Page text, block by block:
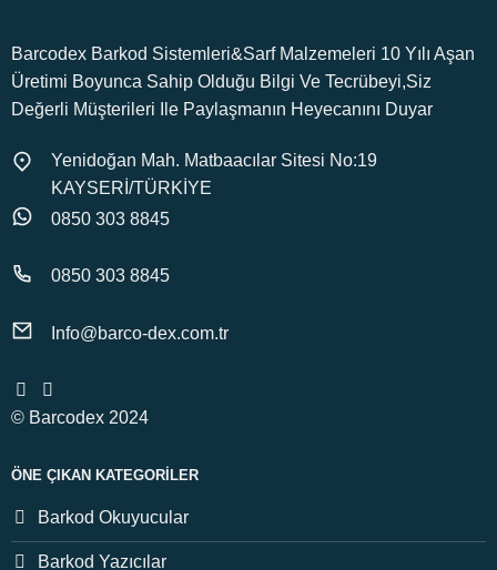
Barcodex Barkod Sistemleri&Sarf Malzemeleri 10 Yılı Aşan
Üretimi Boyunca Sahip Olduğu Bilgi Ve Tecrübeyi,Siz
Değerli Müşterileri Ile Paylaşmanın Heyecanını Duyar
Yenidoğan Mah. Matbaacılar Sitesi No:19
KAYSERİ/TÜRKİYE
0850 303 8845
0850 303 8845
Info@barco-dex.com.tr
© Barcodex 2024
ÖNE ÇIKAN KATEGORILER
Barkod Okuyucular
Barkod Yazıcılar